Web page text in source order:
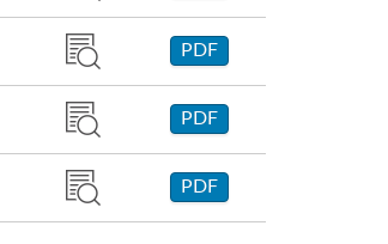
PDF
PDF
PDF